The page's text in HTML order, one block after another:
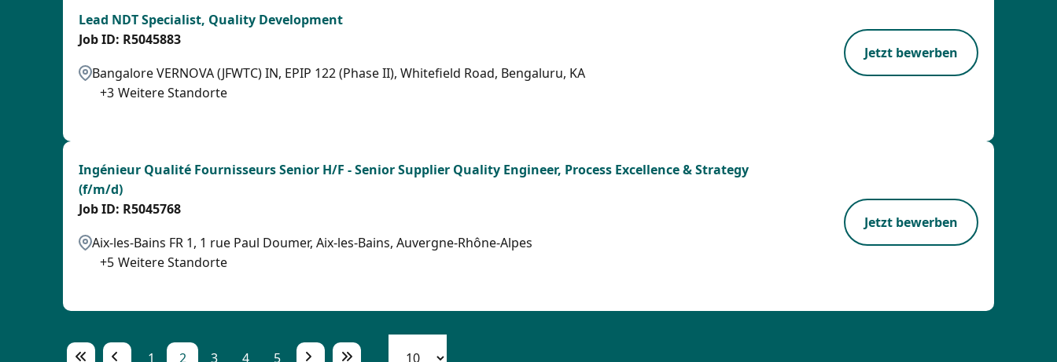
Lead NDT Specialist, Quality Development
Bangalore VERNOVA (JFWTC) IN, EPIP 122 (Phase II), Whitefield Road, Bengaluru, KA
+3 Weitere Standorte
R5045883
Jetzt bewerben
Ingénieur Qualité Fournisseurs Senior H/F - Senior Supplier Quality Engineer, Process Excellence & Strategy
(f/m/d)
Aix-les-Bains FR 1, 1 rue Paul Doumer, Aix-les-Bains, Auvergne-Rhône-Alpes
+5 Weitere Standorte
R5045768
Jetzt bewerben
1 2 3 4 5